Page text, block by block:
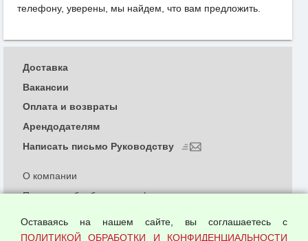
телефону, уверены, мы найдем, что вам предложить.
О компании
Политика обработки и конфиденциальности
Согласием на обработку персональных данных
Доставка
Вакансии
Оплата и возвраты
Арендодателям
Написать письмо Руководству
Оставаясь на нашем сайте, вы соглашаетесь с
ПОЛИТИКОЙ ОБРАБОТКИ И КОНФИДЕНЦИАЛЬНОСТИ